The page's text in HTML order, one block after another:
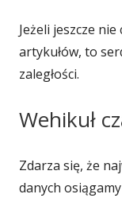
Jeżeli jeszcze
artykułów, to
zaległości.
Wehikuł
Zdarza się, że
danych